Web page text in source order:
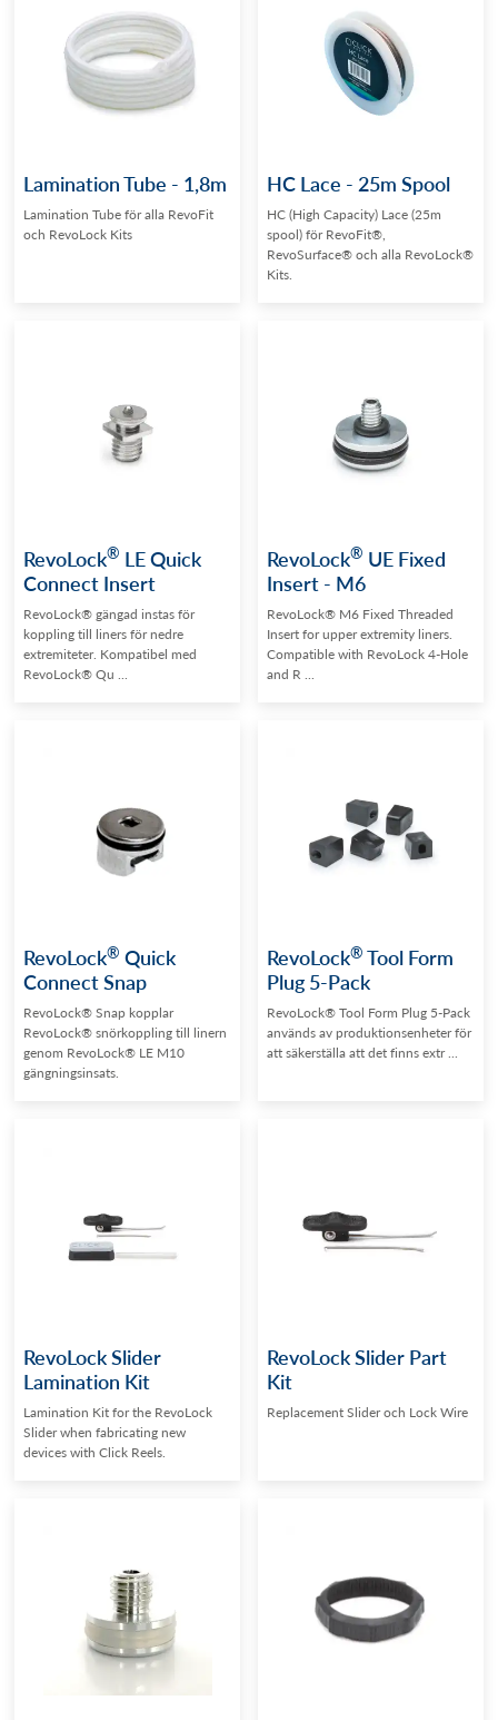
Lamination Tube - 1,8m
Lamination Tube för alla RevoFit
och RevoLock Kits
HC Lace - 25m Spool
HC (High Capacity) Lace (25m
spool) för RevoFit®,
RevoSurface® och alla RevoLock®
Kits.
RevoLock® LE Quick
Connect Insert
RevoLock® gängad instas för
koppling till liners för nedre
extremiteter. Kompatibel med
RevoLock® Qu ...
RevoLock® UE Fixed
Insert - M6
RevoLock® M6 Fixed Threaded
Insert for upper extremity liners.
Compatible with RevoLock 4-Hole
and R ...
RevoLock® Quick
Connect Snap
RevoLock® Snap kopplar
RevoLock® snörkoppling till linern
genom RevoLock® LE M10
gängningsinsats.
RevoLock® Tool Form
Plug 5-Pack
RevoLock® Tool Form Plug 5-Pack
används av produktionsenheter för
att säkerställa att det finns extr ...
RevoLock Slider
Lamination Kit
Lamination Kit for the RevoLock
Slider when fabricating new
devices with Click Reels.
RevoLock Slider Part
Kit
Replacement Slider och Lock Wire